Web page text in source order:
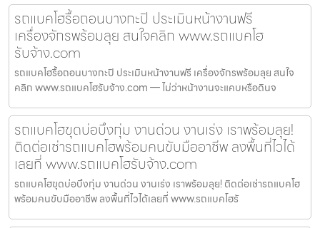
รถแบคโฮรื้อถอนบางกะปิ ประเมินหน้างานฟรี
เครื่องจักรพร้อมลุย สนใจคลิก www.รถแบคโฮ
รับจ้าง.com
รถแบคโฮรื้อถอนบางกะปิ ประเมินหน้างานฟรี เครื่องจักรพร้อมลุย สนใจ
คลิก www.รถแบคโฮรับจ้าง.com — ไม่ว่าหน้างานจะแคบหรือดินจ
รถแบคโฮขุดบ่อบึงกุ่ม งานด่วน งานเร่ง เราพร้อมลุย!
ติดต่อเช่ารถแบคโฮพร้อมคนขับมืออาชีพ ลงพื้นที่ไวได้
เลยที่ www.รถแบคโฮรับจ้าง.com
รถแบคโฮขุดบ่อบึงกุ่ม งานด่วน งานเร่ง เราพร้อมลุย! ติดต่อเช่ารถแบคโฮ
พร้อมคนขับมืออาชีพ ลงพื้นที่ไวได้เลยที่ www.รถแบคโฮรั